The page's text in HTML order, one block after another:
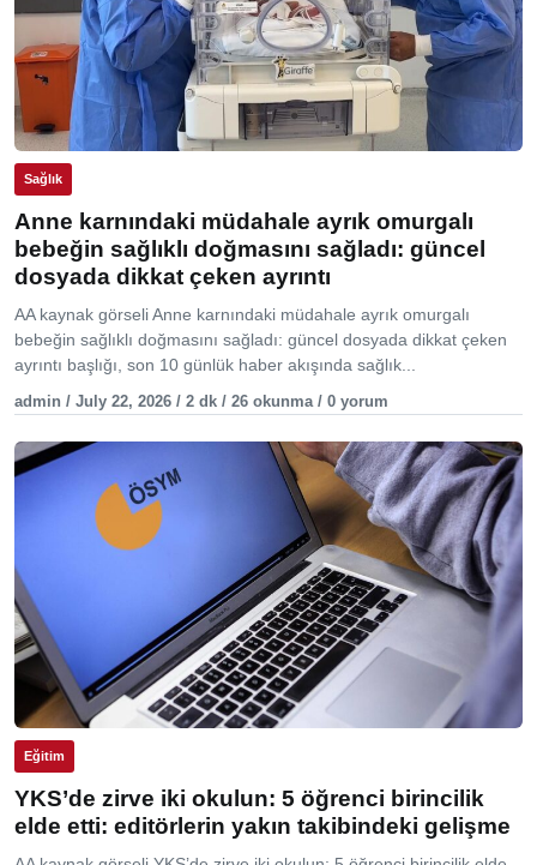
Sağlık
Anne karnındaki müdahale ayrık omurgalı
bebeğin sağlıklı doğmasını sağladı: güncel
dosyada dikkat çeken ayrıntı
AA kaynak görseli Anne karnındaki müdahale ayrık omurgalı
bebeğin sağlıklı doğmasını sağladı: güncel dosyada dikkat çeken
ayrıntı başlığı, son 10 günlük haber akışında sağlık...
admin / July 22, 2026 / 2 dk / 26 okunma / 0 yorum
Eğitim
YKS’de zirve iki okulun: 5 öğrenci birincilik
elde etti: editörlerin yakın takibindeki gelişme